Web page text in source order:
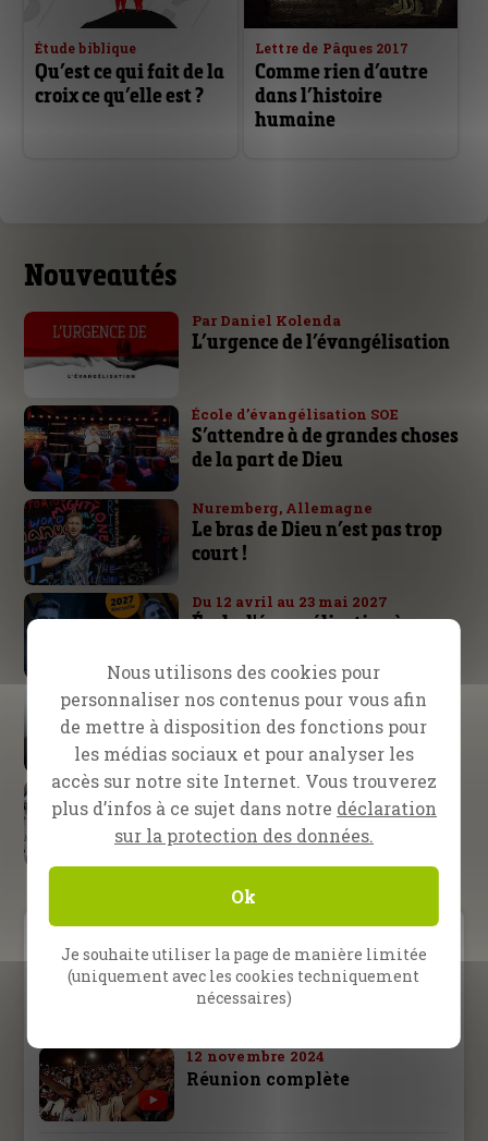
Étude biblique
Qu’est ce qui fait de la
croix ce qu’elle est ?
Lettre de Pâques 2017
Comme rien d’autre
dans l’histoire
humaine
Nouveautés
Par Daniel Kolenda
L’urgence de l’évangélisation
École d’évangélisation SOE
S’attendre à de grandes choses
de la part de Dieu
Nuremberg, Allemagne
Le bras de Dieu n’est pas trop
court !
Du 12 avril au 23 mai 2027
École d'évangélisation à
Daniel Kolenda
La victoire appartient au
Seigneur
Pattaya, Thaïlande
Un ‘ladyboy’ rencontre Jésus !
Video Menu
Prédication
12 novembre 2024
Réunion complète
Nous utilisons des cookies pour
personnaliser nos contenus pour vous afin
de mettre à disposition des fonctions pour
les médias sociaux et pour analyser les
accès sur notre site Internet. Vous trouverez
plus d’infos à ce sujet dans notre déclaration
sur la protection des données.
Ok
Je souhaite utiliser la page de manière limitée
(uniquement avec les cookies techniquement
nécessaires)